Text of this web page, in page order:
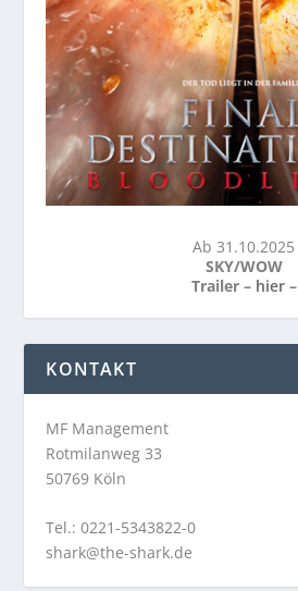
Ab 31.10.2025
SKY/WOW
Trailer – hier –
KONTAKT
MF Management
Rotmilanweg 33
50769 Köln
Tel.: 0221-5343822-0
shark@the-shark.de